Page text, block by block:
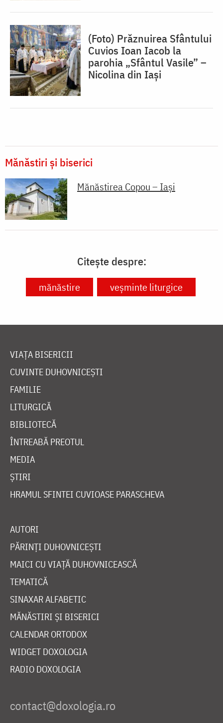
(Foto) Prăznuirea Sfântului
Cuvios Ioan Iacob la
parohia „Sfântul Vasile” –
Nicolina din Iași
Mănăstiri și biserici
Mănăstirea Copou – Iași
Citește despre:
mănăstire veșminte liturgice
VIAȚA BISERICII
CUVINTE DUHOVNICEȘTI
FAMILIE
LITURGICĂ
BIBLIOTECĂ
ÎNTREABĂ PREOTUL
MEDIA
ȘTIRI
HRAMUL SFINTEI CUVIOASE PARASCHEVA
AUTORI
PĂRINȚI DUHOVNICEȘTI
MAICI CU VIAȚĂ DUHOVNICEASCĂ
TEMATICĂ
SINAXAR ALFABETIC
MĂNĂSTIRI ȘI BISERICI
CALENDAR ORTODOX
WIDGET DOXOLOGIA
RADIO DOXOLOGIA